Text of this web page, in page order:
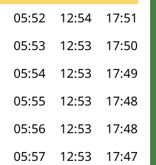
05:52 12:54 17:51
05:53 12:53 17:50
05:54 12:53 17:49
05:55 12:53 17:48
05:56 12:53 17:48
05:57 12:53 17:47